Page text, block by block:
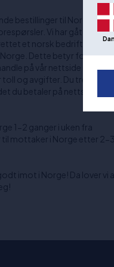
bestillinger til Norge for
Vi har gått all-in
et norsk
Dette betyr for deg
på vår nettside inkl.
og avgifter. Du trenger
du betaler på nettsiden når
1-2 ganger i uken fra
mottaker i Norge etter 2-3
imot i Norge! Da lover vi